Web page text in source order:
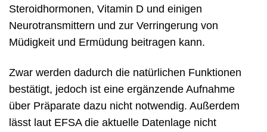
Steroidhormonen, Vitamin D und einigen
Neurotransmittern und zur Verringerung von
Müdigkeit und Ermüdung beitragen kann.
Zwar werden dadurch die natürlichen Funktionen
bestätigt, jedoch ist eine ergänzende Aufnahme
über Präparate dazu nicht notwendig. Außerdem
lässt laut EFSA die aktuelle Datenlage nicht